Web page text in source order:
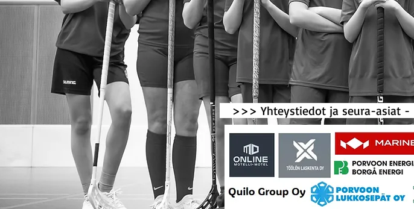
>>> Yhteystiedot ja seura-asiat -